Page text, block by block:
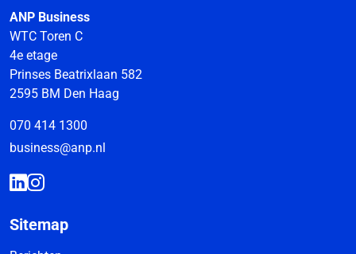
ANP Business
WTC Toren C
4e etage
Prinses Beatrixlaan 582
2595 BM Den Haag
070 414 1300
business@anp.nl
Sitemap